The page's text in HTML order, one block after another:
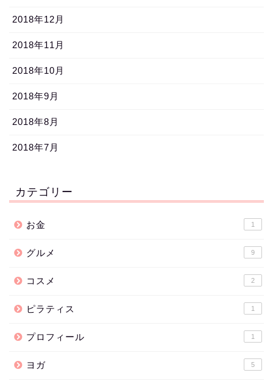
2018年12月
2018年11月
2018年10月
2018年9月
2018年8月
2018年7月
カテゴリー
お金 1
グルメ 9
コスメ 2
ピラティス 1
プロフィール 1
ヨガ 5